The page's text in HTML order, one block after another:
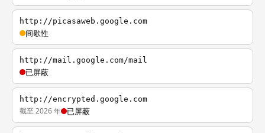
http://picasaweb.google.com
间歇性
http://mail.google.com/mail
已屏蔽
http://encrypted.google.com
截至 2026 年 已屏蔽